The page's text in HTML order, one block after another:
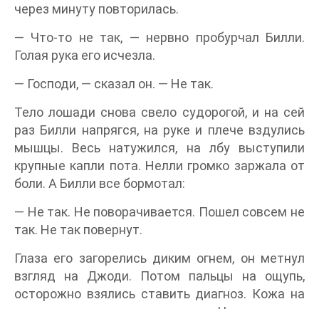
через минуту повторилась.
— Что-то не так, — нервно пробурчал Билли.
Голая рука его исчезла.
— Господи, — сказал он. — Не так.
Тело лошади снова свело судорогой, и на сей
раз Билли напрягся, на руке и плече вздулись
мышцы. Весь натужился, на лбу выступили
крупные капли пота. Нелли громко заржала от
боли. А Билли все бормотал:
— Не так. Не поворачивается. Пошел совсем не
так. Не так повернут.
Глаза его загорелись диким огнем, он метнул
взгляд на Джоди. Потом пальцы на ощупь,
осторожно взялись ставить диагноз. Кожа на